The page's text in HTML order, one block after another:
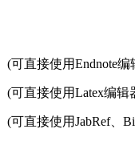
(可直接使用Endnote
(可直接使用Latex编辑
(可直接使用JabRef、